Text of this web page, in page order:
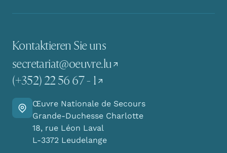
Kontaktieren Sie uns
secretariat@oeuvre.lu
(+352) 22 56 67 - 1
Finden Sie den Weg zu uns
Œuvre Nationale de Secours
Grande-Duchesse Charlotte
18, rue Léon Laval
L-3372 Leudelange